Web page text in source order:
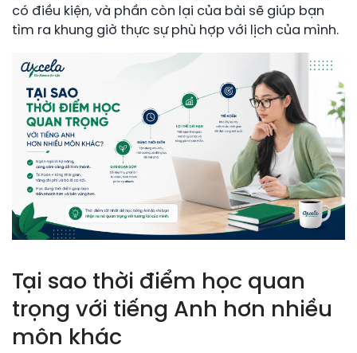
có điều kiện, và phần còn lại của bài sẽ giúp bạn
tìm ra khung giờ thực sự phù hợp với lịch của mình.
Tại sao thời điểm học quan
trọng với tiếng Anh hơn nhiều
môn khác